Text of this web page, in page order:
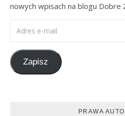
nowych wpisach na blogu Dobre
Zapisz
PRAWA